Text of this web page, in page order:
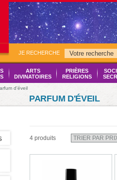
JE RECHERCHE
ARTS
DIVINATOIRES
PRIÈRES
RELIGIONS
d'éveil
PARFUM D'ÉVEIL
4 produits